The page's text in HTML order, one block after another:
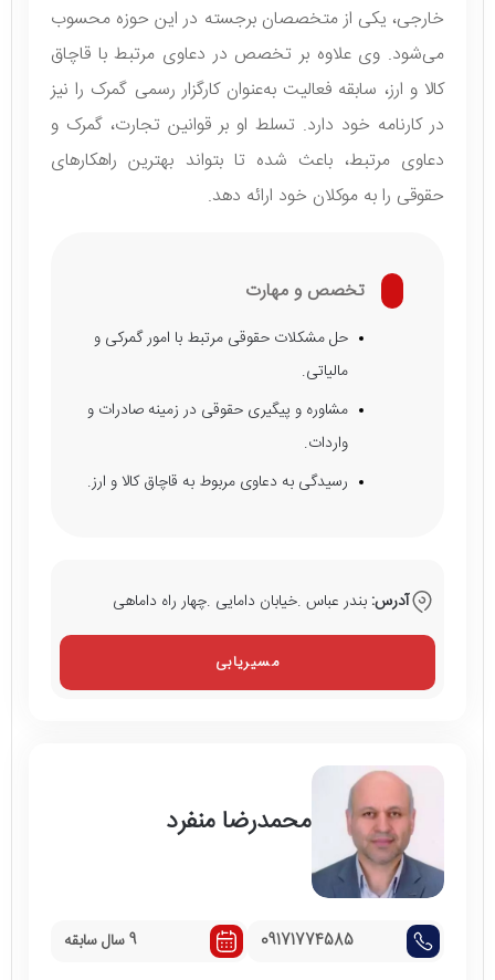
خارجی، یکی از متخصصان برجسته در این حوزه محسوب
می‌شود. وی علاوه بر تخصص در دعاوی مرتبط با قاچاق
کالا و ارز، سابقه فعالیت به‌عنوان کارگزار رسمی گمرک را نیز
در کارنامه خود دارد. تسلط او بر قوانین تجارت، گمرک و
دعاوی مرتبط، باعث شده تا بتواند بهترین راهکارهای
حقوقی را به موکلان خود ارائه دهد.
تخصص و مهارت
حل مشکلات حقوقی مرتبط با امور گمرکی و
مالیاتی.
مشاوره و پیگیری حقوقی در زمینه صادرات و
واردات.
رسیدگی به دعاوی مربوط به قاچاق کالا و ارز.
آدرس: بندر عباس .خیابان دامایی .چهار راه داماهی
مسیریابی
محمدرضا منفرد
09171774585 9 سال سابقه